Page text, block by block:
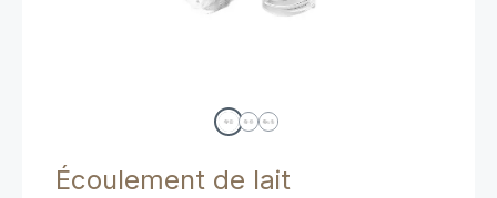
Écoulement de lait